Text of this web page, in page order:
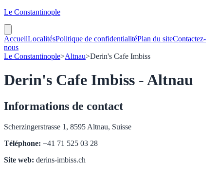
Le Constantinople
AccueilLocalitésPolitique de confidentialitéPlan du siteContactez-
nous
Le Constantinople>Altnau>Derin's Cafe Imbiss
Derin's Cafe Imbiss - Altnau
Informations de contact
Scherzingerstrasse 1, 8595 Altnau, Suisse
Téléphone: +41 71 525 03 28
Site web: derins-imbiss.ch